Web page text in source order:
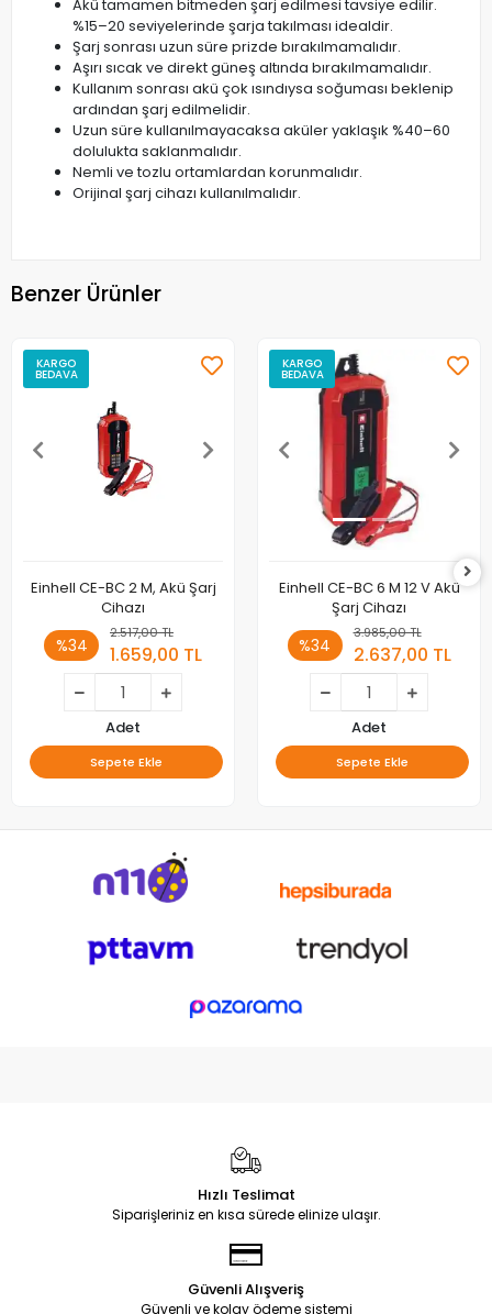
Akü tamamen bitmeden şarj edilmesi tavsiye edilir.
%15–20 seviyelerinde şarja takılması idealdir.
Şarj sonrası uzun süre prizde bırakılmamalıdır.
Aşırı sıcak ve direkt güneş altında bırakılmamalıdır.
Kullanım sonrası akü çok ısındıysa soğuması beklenip
ardından şarj edilmelidir.
Uzun süre kullanılmayacaksa aküler yaklaşık %40–60
dolulukta saklanmalıdır.
Nemli ve tozlu ortamlardan korunmalıdır.
Orijinal şarj cihazı kullanılmalıdır.
Benzer Ürünler
KARGO
BEDAVA
Einhell CE-BC 2 M, Akü Şarj
Cihazı
%34
2.517,00 TL
1.659,00 TL
Adet
Sepete Ekle
KARGO
BEDAVA
Einhell CE-BC 6 M 12 V Akü
Şarj Cihazı
%34
3.985,00 TL
2.637,00 TL
Adet
Sepete Ekle
Hızlı Teslimat
Siparişleriniz en kısa sürede elinize ulaşır.
Güvenli Alışveriş
Güvenli ve kolay ödeme sistemi